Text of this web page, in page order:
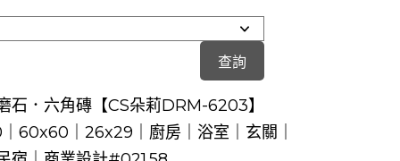
2 號出口】往中山路1段139號約10分鐘
客戶加入 LINE官方帳號@a0975005573
石．六角磚【CS朵莉DRM-6203】
60x60｜26x29｜廚房｜浴室｜玄關｜